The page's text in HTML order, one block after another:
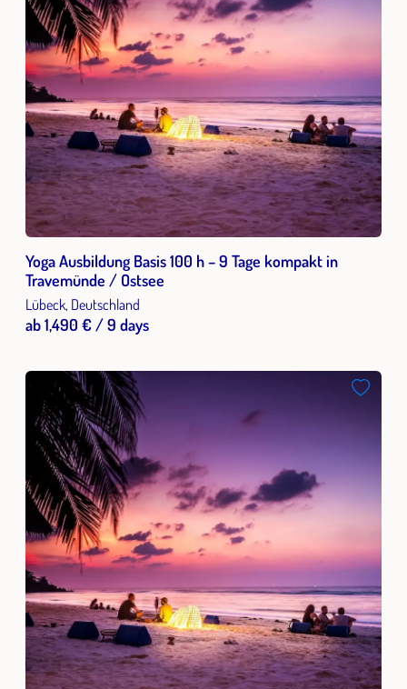
Yoga Ausbildung Basis 100 h – 9 Tage kompakt in
Travemünde / Ostsee
Lübeck, Deutschland
ab 1,490 € / 9 days